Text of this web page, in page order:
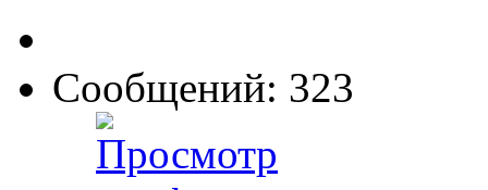
Сообщений: 323